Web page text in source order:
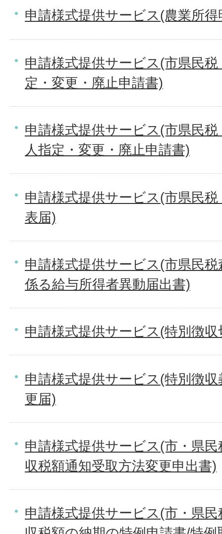
申請様式提供サービス(農業所得
申請様式提供サービス(市県民
定・変更・廃止申請書)
申請様式提供サービス(市県民
人指定・変更・廃止申請書)
申請様式提供サービス(市県民
表届)
申請様式提供サービス(市県民
係る給与所得者異動届出書)
申請様式提供サービス(特別徴
申請様式提供サービス(特別徴
更届)
申請様式提供サービス(市・県
収税額通知受取方法変更申出書)
申請様式提供サービス(市・県